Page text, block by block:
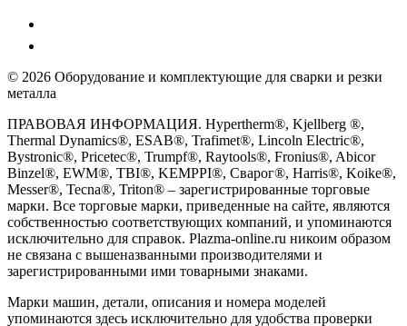
© 2026 Оборудование и комплектующие для сварки и резки
металла
ПРАВОВАЯ ИНФОРМАЦИЯ. Hypertherm®, Kjellberg ®,
Thermal Dynamics®, ESAB®, Trafimet®, Lincoln Electric®,
Bystronic®, Pricetec®, Trumpf®, Raytools®, Fronius®, Abicor
Binzel®, EWM®, TBI®, KEMPPI®, Сварог®, Harris®, Koike®,
Messer®, Tecna®, Triton® – зарегистрированные торговые
марки. Все торговые марки, приведенные на сайте, являются
собственностью соответствующих компаний, и упоминаются
исключительно для справок. Plazma-online.ru никоим образом
не связана с вышеназванными производителями и
зарегистрированными ими товарными знаками.
Марки машин, детали, описания и номера моделей
упоминаются здесь исключительно для удобства проверки